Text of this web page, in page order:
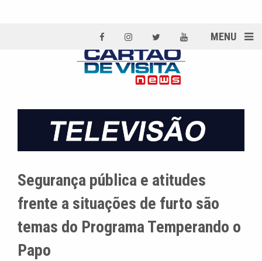
MENU
Segurança pública e atitudes
frente a situações de furto são
temas do Programa Temperando o
Papo